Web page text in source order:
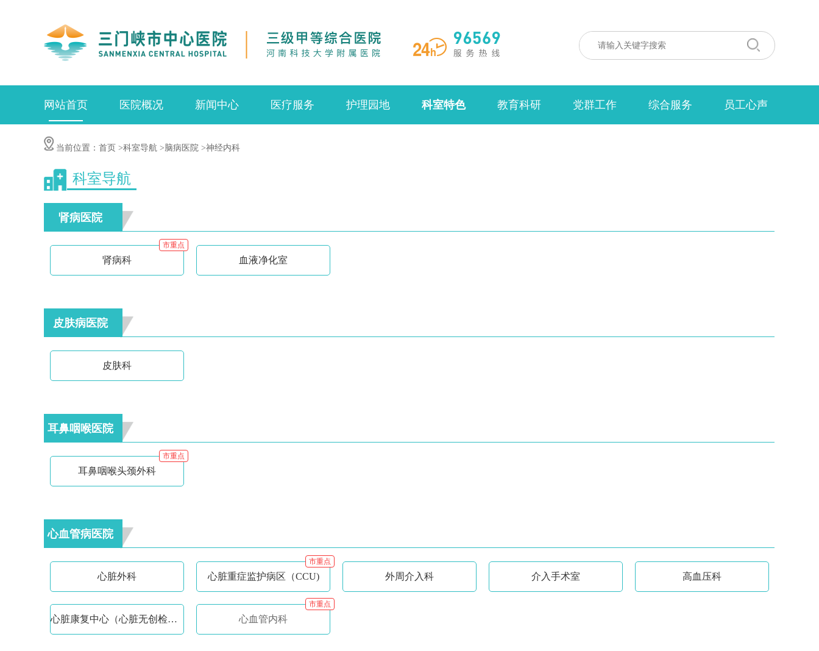
网站首页 医院概况 新闻中心 医疗服务 护理园地 科室特色 教育科研 党群工作 综合服务 员工心声
当前位置： 首页 >科室导航 >脑病医院 >神经内科
科室导航
肾病医院
肾病科
市重点
血液净化室
皮肤病医院
皮肤科
耳鼻咽喉医院
耳鼻咽喉头颈外科
市重点
心血管病医院
心脏外科 心脏重症监护病区（CCU)
市重点
外周介入科 介入手术室 高血压科
心脏康复中心（心脏无创检查室） 心血管内科
市重点